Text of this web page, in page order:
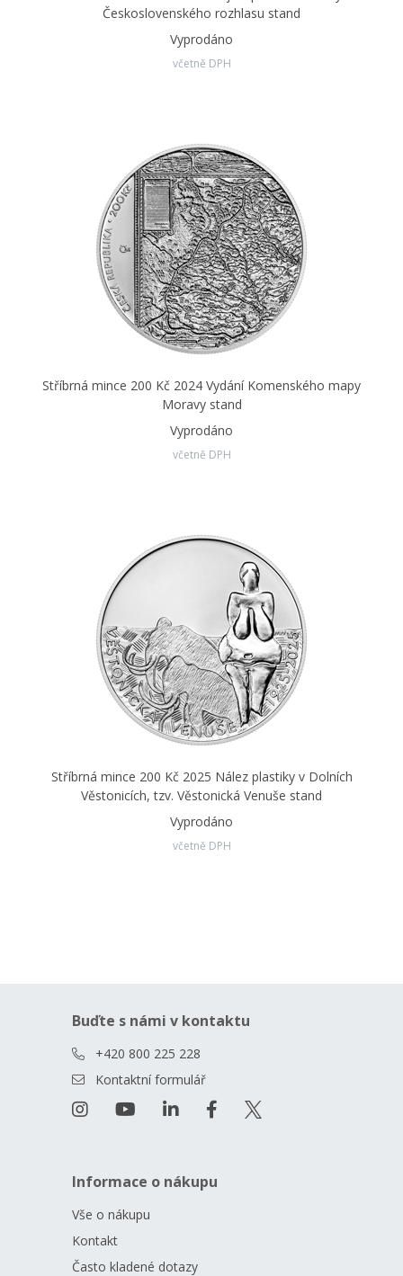
Československého rozhlasu stand
Vyprodáno
včetně DPH
Stříbrná mince 200 Kč 2024 Vydání Komenského mapy
Moravy stand
Vyprodáno
včetně DPH
Stříbrná mince 200 Kč 2025 Nález plastiky v Dolních
Věstonicích, tzv. Věstonická Venuše stand
Vyprodáno
včetně DPH
Buďte s námi v kontaktu
+420 800 225 228
Kontaktní formulář
Informace o nákupu
Vše o nákupu
Kontakt
Často kladené dotazy